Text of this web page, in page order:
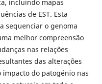
incluindo mapas
de EST. Esta
sequenciar o genoma
melhor compreensão
nas relações
das alterações
do patogénio nas